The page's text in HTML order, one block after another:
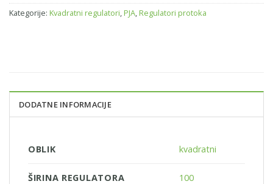
Kategorije: Kvadratni regulatori, PJA, Regulatori protoka
DODATNE INFORMACIJE
OBLIK kvadratni
ŠIRINA REGULATORA 100